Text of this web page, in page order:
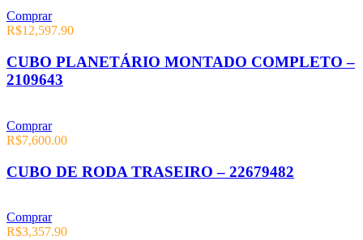
Comprar
R$12,597.90
CUBO PLANETÁRIO MONTADO COMPLETO –
2109643
Comprar
R$7,600.00
CUBO DE RODA TRASEIRO – 22679482
Comprar
R$3,357.90